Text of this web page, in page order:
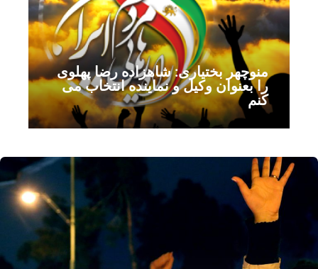
منوچهر بختیاری: شاهزاده رضا پهلوی
را بعنوان وکیل و نماینده انتخاب می
کنم